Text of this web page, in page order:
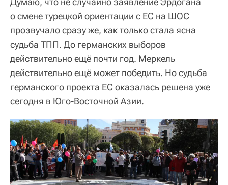
о смене турецкой ориентации с ЕС на ШОС
прозвучало сразу же, как только стала ясна
судьба ТПП. До германских выборов
действительно ещё почти год. Меркель
действительно ещё может победить. Но судьба
германского проекта ЕС оказалась решена уже
сегодня в Юго-Восточной Азии.